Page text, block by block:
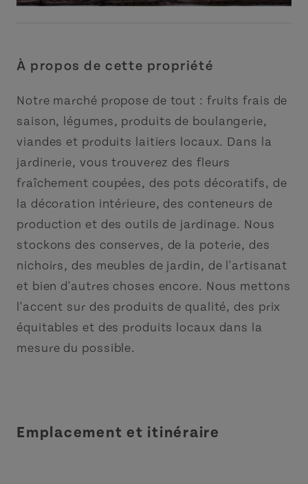
À propos de cette propriété
Notre marché propose de tout : fruits frais de
saison, légumes, produits de boulangerie,
viandes et produits laitiers locaux. Dans la
jardinerie, vous trouverez des fleurs
fraîchement coupées, des pots décoratifs, de
la décoration intérieure, des conteneurs de
production et des outils de jardinage. Nous
stockons des conserves, de la poterie, des
nichoirs, des meubles de jardin, de l'artisanat
et bien d'autres choses encore. Nous mettons
l'accent sur des produits de qualité, des prix
équitables et des produits locaux dans la
mesure du possible.
Emplacement et itinéraire